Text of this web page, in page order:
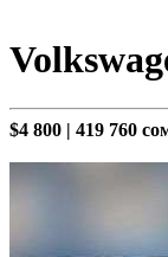
$4 800 | 419 760